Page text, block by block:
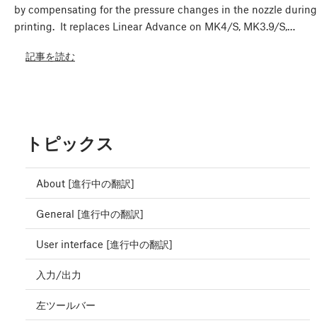
by compensating for the pressure changes in the nozzle during
printing. It replaces Linear Advance on MK4/S, MK3.9/S,…
記事を読む
トピックス
About [進行中の翻訳]
General [進行中の翻訳]
User interface [進行中の翻訳]
入力/出力
左ツールバー